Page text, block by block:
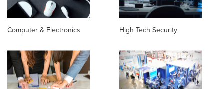
Computer & Electronics High Tech Security